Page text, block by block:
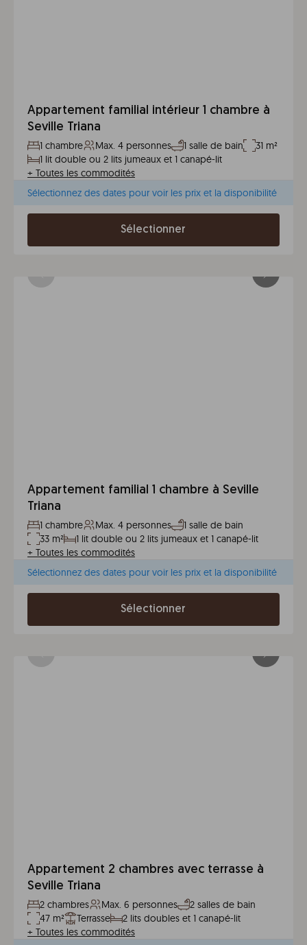
Appartement familial intérieur 1 chambre à
Seville Triana
1 chambre Max. 4 personnes 1 salle de bain
31 m²
1 lit double ou 2 lits jumeaux et 1 canapé-lit
+ Toutes les commodités
Sélectionnez des dates pour voir les prix et la disponibilité
Sélectionner
Appartement familial 1 chambre à Seville
Triana
1 chambre Max. 4 personnes
1 salle de bain
33 m²
1 lit double ou 2 lits jumeaux et 1 canapé-lit
+ Toutes les commodités
Sélectionnez des dates pour voir les prix et la disponibilité
Sélectionner
Appartement 2 chambres avec terrasse à
Seville Triana
2 chambres Max. 6 personnes
2 salles de bain
47 m²
Terrasse
2 lits doubles et 1 canapé-lit
+ Toutes les commodités